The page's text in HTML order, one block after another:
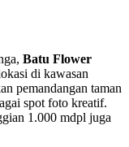
Batu Flower
di kawasan
pemandangan taman
spot foto kreatif.
1.000 mdpl juga